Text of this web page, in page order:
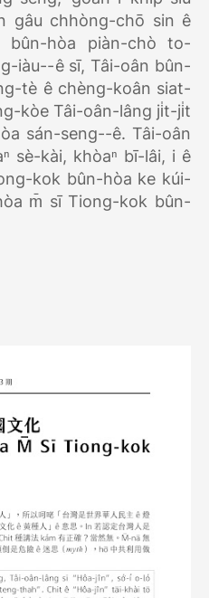
gâu chhòng-chō sin ê
bûn-hòa piàn-chò to-
iàu--ê sī, Tâi-oân bûn-
tè ê chèng-koân siat-
kòe Tâi-oân-lâng ji̍t-ji̍t
sán-seng--ê. Tâi-oân
sè-kài, khòaⁿ bī-lâi, i ê
kok bûn-hòa ke kúi-
m̄ sī Tiong-kok bûn-